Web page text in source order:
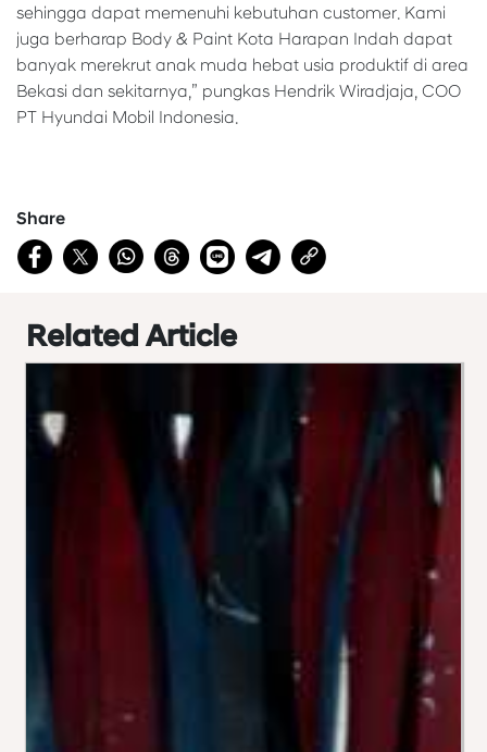
sehingga dapat memenuhi kebutuhan customer. Kami
juga berharap Body & Paint Kota Harapan Indah dapat
banyak merekrut anak muda hebat usia produktif di area
Bekasi dan sekitarnya,” pungkas Hendrik Wiradjaja, COO
PT Hyundai Mobil Indonesia.
Share
Related Article